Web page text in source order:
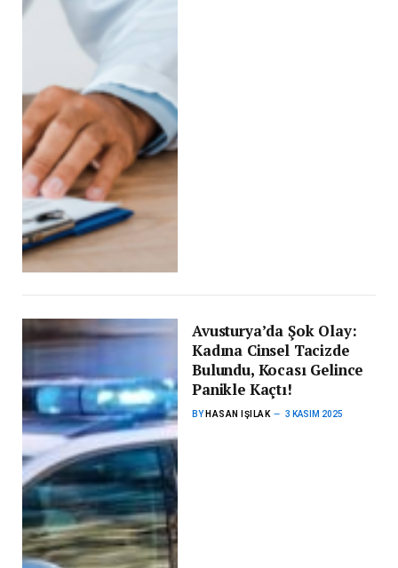
Avusturya’da Şok Olay:
Kadına Cinsel Tacizde
Bulundu, Kocası Gelince
Panikle Kaçtı!
BY HASAN IŞILAK 3 KASIM 2025